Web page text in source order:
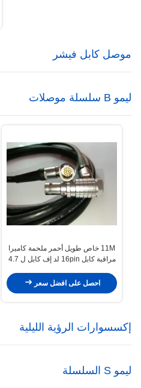
موصل كابل فيشر
ليمو B سلسلة موصلات
11M خاص طويل أحمر ملحمة كاميرا
مراقبة كابل 16pin لد إف كابل ل 4.7
احصل على افضل سعر
إكسسوارات الرؤية الليلية
ليمو S السلسلة